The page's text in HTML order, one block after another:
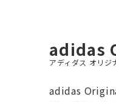
adidas
アディダス オリジ
adidas